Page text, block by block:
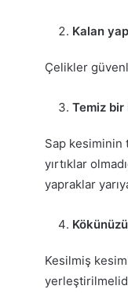
Kalan
Çelikler
Temiz bir
Sap
yırtıklar
yapraklar
Kesilmiş